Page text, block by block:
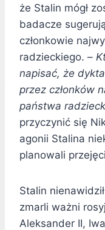
że Stalin mógł
badacze
członkowie
radzieckiego. –
napisać, że
przez członków
państwa
przyczynić się
agonii Stalina
planowali
Stalin
zmarli ważni
Aleksander II,